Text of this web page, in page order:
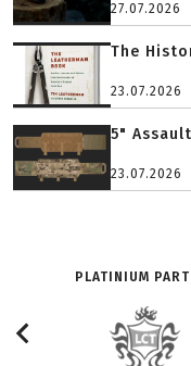
27.07.2026
The
23.07.2026
5"
23.07.2026
PLATINIUM